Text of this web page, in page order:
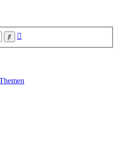
Suche